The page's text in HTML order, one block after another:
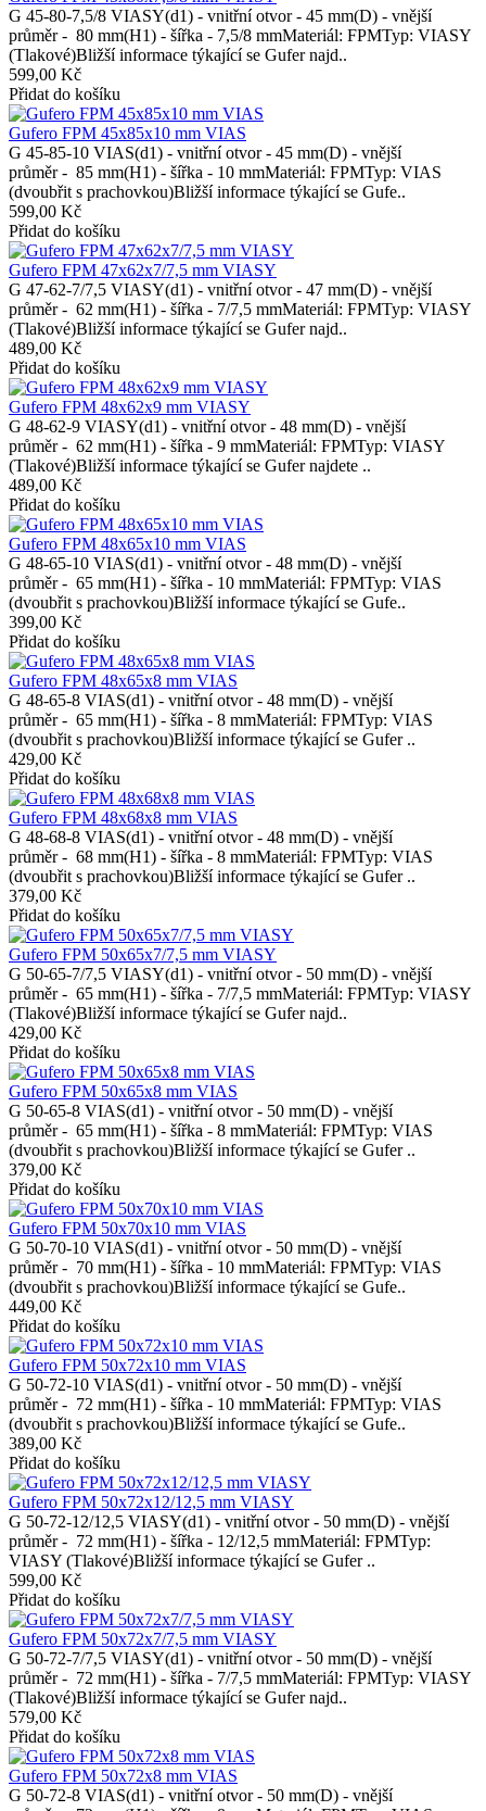
G 45-80-7,5/8 VIASY(d1) - vnitřní otvor - 45 mm(D) - vnější
průměr - 80 mm(H1) - šířka - 7,5/8 mmMateriál: FPMTyp: VIASY
(Tlakové)Bližší informace týkající se Gufer najd..
599,00 Kč
Přidat do košíku
Gufero FPM 45x85x10 mm VIAS
G 45-85-10 VIAS(d1) - vnitřní otvor - 45 mm(D) - vnější
průměr - 85 mm(H1) - šířka - 10 mmMateriál: FPMTyp: VIAS
(dvoubřit s prachovkou)Bližší informace týkající se Gufe..
599,00 Kč
Přidat do košíku
Gufero FPM 47x62x7/7,5 mm VIASY
G 47-62-7/7,5 VIASY(d1) - vnitřní otvor - 47 mm(D) - vnější
průměr - 62 mm(H1) - šířka - 7/7,5 mmMateriál: FPMTyp: VIASY
(Tlakové)Bližší informace týkající se Gufer najd..
489,00 Kč
Přidat do košíku
Gufero FPM 48x62x9 mm VIASY
G 48-62-9 VIASY(d1) - vnitřní otvor - 48 mm(D) - vnější
průměr - 62 mm(H1) - šířka - 9 mmMateriál: FPMTyp: VIASY
(Tlakové)Bližší informace týkající se Gufer najdete ..
489,00 Kč
Přidat do košíku
Gufero FPM 48x65x10 mm VIAS
G 48-65-10 VIAS(d1) - vnitřní otvor - 48 mm(D) - vnější
průměr - 65 mm(H1) - šířka - 10 mmMateriál: FPMTyp: VIAS
(dvoubřit s prachovkou)Bližší informace týkající se Gufe..
399,00 Kč
Přidat do košíku
Gufero FPM 48x65x8 mm VIAS
G 48-65-8 VIAS(d1) - vnitřní otvor - 48 mm(D) - vnější
průměr - 65 mm(H1) - šířka - 8 mmMateriál: FPMTyp: VIAS
(dvoubřit s prachovkou)Bližší informace týkající se Gufer ..
429,00 Kč
Přidat do košíku
Gufero FPM 48x68x8 mm VIAS
G 48-68-8 VIAS(d1) - vnitřní otvor - 48 mm(D) - vnější
průměr - 68 mm(H1) - šířka - 8 mmMateriál: FPMTyp: VIAS
(dvoubřit s prachovkou)Bližší informace týkající se Gufer ..
379,00 Kč
Přidat do košíku
Gufero FPM 50x65x7/7,5 mm VIASY
G 50-65-7/7,5 VIASY(d1) - vnitřní otvor - 50 mm(D) - vnější
průměr - 65 mm(H1) - šířka - 7/7,5 mmMateriál: FPMTyp: VIASY
(Tlakové)Bližší informace týkající se Gufer najd..
429,00 Kč
Přidat do košíku
Gufero FPM 50x65x8 mm VIAS
G 50-65-8 VIAS(d1) - vnitřní otvor - 50 mm(D) - vnější
průměr - 65 mm(H1) - šířka - 8 mmMateriál: FPMTyp: VIAS
(dvoubřit s prachovkou)Bližší informace týkající se Gufer ..
379,00 Kč
Přidat do košíku
Gufero FPM 50x70x10 mm VIAS
G 50-70-10 VIAS(d1) - vnitřní otvor - 50 mm(D) - vnější
průměr - 70 mm(H1) - šířka - 10 mmMateriál: FPMTyp: VIAS
(dvoubřit s prachovkou)Bližší informace týkající se Gufe..
449,00 Kč
Přidat do košíku
Gufero FPM 50x72x10 mm VIAS
G 50-72-10 VIAS(d1) - vnitřní otvor - 50 mm(D) - vnější
průměr - 72 mm(H1) - šířka - 10 mmMateriál: FPMTyp: VIAS
(dvoubřit s prachovkou)Bližší informace týkající se Gufe..
389,00 Kč
Přidat do košíku
Gufero FPM 50x72x12/12,5 mm VIASY
G 50-72-12/12,5 VIASY(d1) - vnitřní otvor - 50 mm(D) - vnější
průměr - 72 mm(H1) - šířka - 12/12,5 mmMateriál: FPMTyp:
VIASY (Tlakové)Bližší informace týkající se Gufer ..
599,00 Kč
Přidat do košíku
Gufero FPM 50x72x7/7,5 mm VIASY
G 50-72-7/7,5 VIASY(d1) - vnitřní otvor - 50 mm(D) - vnější
průměr - 72 mm(H1) - šířka - 7/7,5 mmMateriál: FPMTyp: VIASY
(Tlakové)Bližší informace týkající se Gufer najd..
579,00 Kč
Přidat do košíku
Gufero FPM 50x72x8 mm VIAS
G 50-72-8 VIAS(d1) - vnitřní otvor - 50 mm(D) - vnější